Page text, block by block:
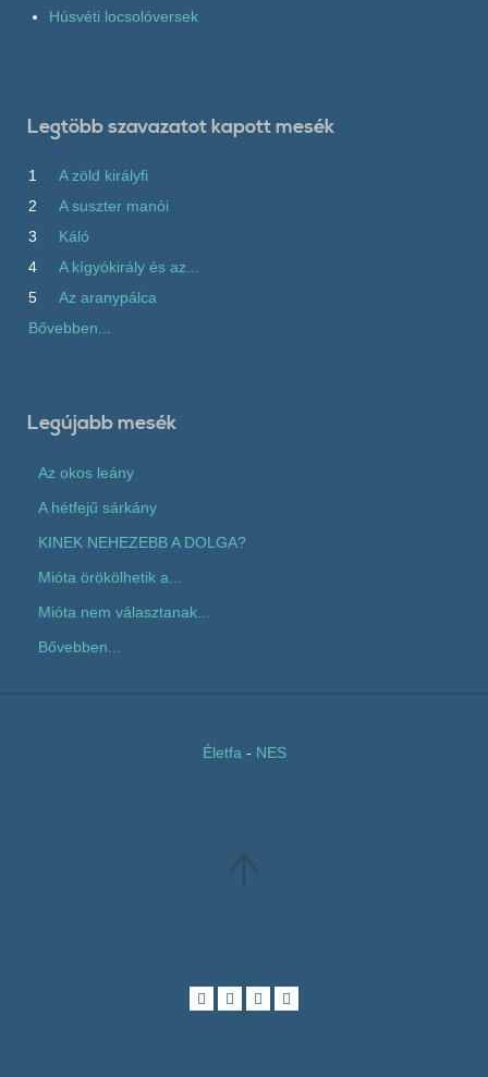
Húsvéti locsolóversek
Legtöbb szavazatot kapott mesék
1
A zöld királyfi
2
A suszter manói
3
Káló
4
A kígyókirály és az...
5
Az aranypálca
Bővebben...
Legújabb mesék
Az okos leány
A hétfejű sárkány
KINEK NEHEZEBB A DOLGA?
Mióta örökölhetik a...
Mióta nem választanak...
Bővebben...
Életfa - NES